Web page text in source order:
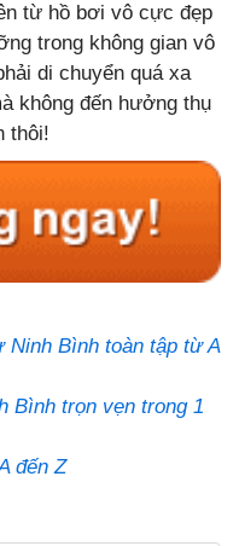
từ hồ bơi vô cực đẹp
trong không gian vô
di chuyển quá xa
không đến hưởng thụ
thôi!
Ninh Bình toàn tập từ A
Bình trọn vẹn trong 1
đến Z